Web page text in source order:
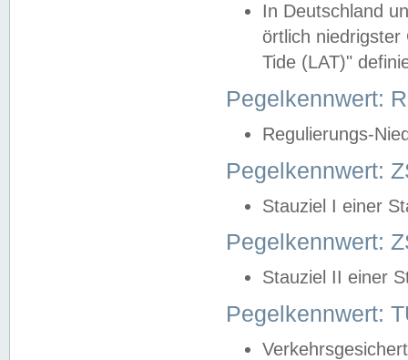
In Deutschland
örtlich
Tide (LAT)"
Pegelkennwert:
Regulierungs-
Pegelkennwert:
Stauziel I einer
Pegelkennwert:
Stauziel II einer
Pegelkennwert: